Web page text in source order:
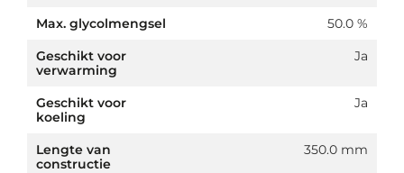
Max. glycolmengsel
50.0 %
Geschikt voor
verwarming
Ja
Geschikt voor
koeling
Ja
Lengte van
constructie
350.0 mm